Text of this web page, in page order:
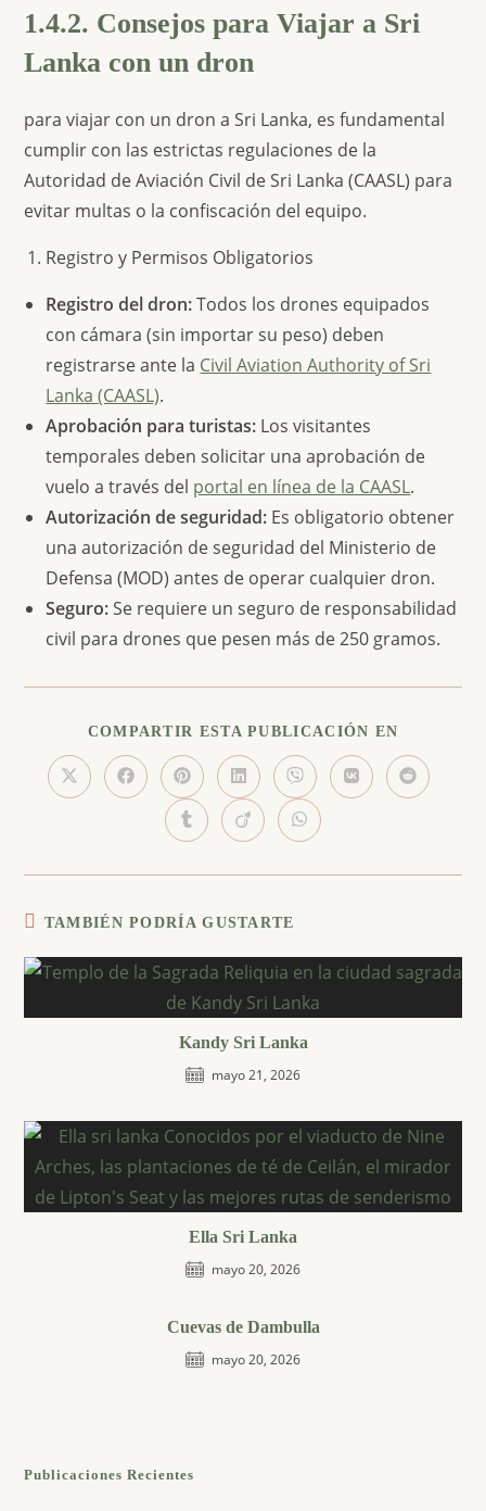
1.4.2. Consejos para Viajar a Sri
Lanka con un dron
para viajar con un dron a Sri Lanka, es fundamental
cumplir con las estrictas regulaciones de la
Autoridad de Aviación Civil de Sri Lanka (CAASL) para
evitar multas o la confiscación del equipo.
Registro y Permisos Obligatorios
Registro del dron:Todos los drones equipados
con cámara (sin importar su peso) deben
registrarse ante la Civil Aviation Authority of Sri
Lanka (CAASL).
Aprobación para turistas: Los visitantes
temporales deben solicitar una aprobación de
vuelo a través del portal en línea de la CAASL.
Autorización de seguridad: Es obligatorio obtener
una autorización de seguridad del Ministerio de
Defensa (MOD) antes de operar cualquier dron.
Seguro:Se requiere un seguro de responsabilidad
civil para drones que pesen más de 250 gramos.
COMPARTIR ESTA PUBLICACIÓN EN
ESTE
Se
abre
Se
abre
Se
abre
en
una
nueva
Se
abre
en
una
nueva
Se
abre
en
una
nueva
Se
abre
Se
abre
Se
abre
una
Se
abre
una
Se
abre
una
TAMBIÉN PODRÍA GUSTARTE
Kandy Sri Lanka
mayo 21, 2026
Ella Sri Lanka
mayo 20, 2026
Cuevas de Dambulla
mayo 20, 2026
Publicaciones Recientes